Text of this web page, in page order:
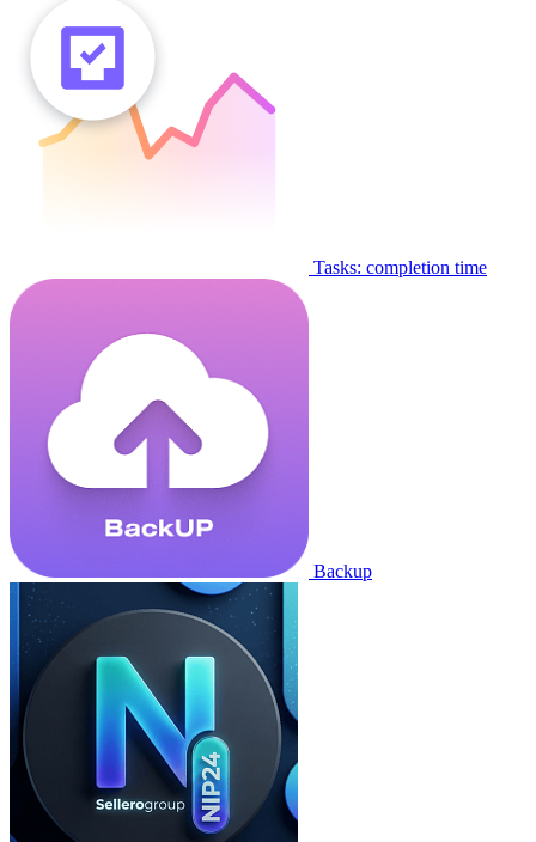
Tasks: completion time
Backup